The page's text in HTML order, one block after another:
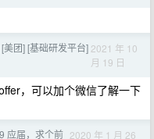
美团] [基础研发平台] 2021 年 10
月 19 日
，可以加个微信了解一下
应届，求个前 2020 年 1 月 26